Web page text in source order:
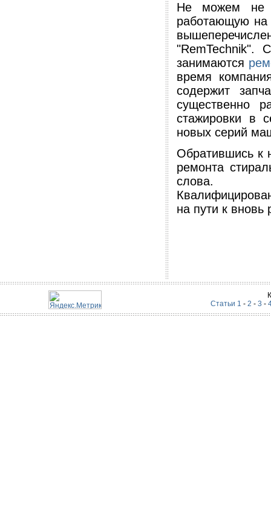
Не можем не
работающую на
"RemTechnik".
занимаются
время
содержит
существенно
стажировки в
новых серий
Обратившись к
ремонта
слова.
на пути к вновь
Статьи 1 - 2 - 3 -